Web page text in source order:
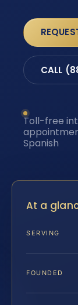
CALL
Toll-free
Spanish
At a
SERVING
FOUNDED